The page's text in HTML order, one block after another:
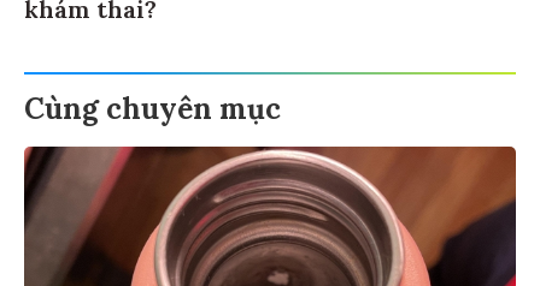
Cùng chuyên mục